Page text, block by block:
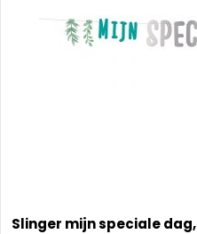
Slinger mijn speciale dag,